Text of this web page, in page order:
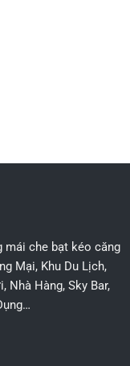
mái che bạt kéo căng
Mại, Khu Du Lịch,
Nhà Hàng, Sky Bar,